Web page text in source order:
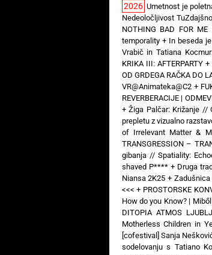
2026 Umetnost je
Nedeoločljivost
NOTHING BAD FOR ME
temporality+ In beseda
Vrabič in Tatiana
KRIKA III: AFTERPARTY+
OD GRDEGA RAČKA DO
VR@Animateka@C2+
REVERBERACIJE |
+ Žiga Palčar: Križanje //
prepletu z vizualno
of Irrelevant Matter &
TRANSGRESSION –
gibanja // Spatiality:
shaved P****+ Druga
Niansa 2K25 + Zadušnica
<<< + PROSTORSKE
How do you Know? |
DITOPIA ATMOS
Motherless Children in
[cofestival] Sanja
sodelovanju s Tatiano